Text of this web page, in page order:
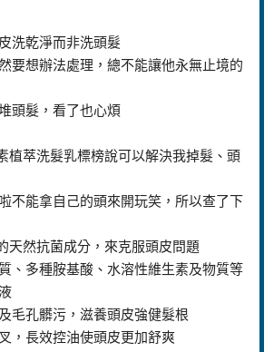
洗乾淨而非洗頭髮
要想辦法處理，總不能讓他永無止境的
頭髮，看了也心煩
植萃洗髮乳標榜說可以解決我掉髮、頭
不能拿自己的頭來開玩笑，所以查了下
天然抗菌成分，來克服頭皮問題
、多種胺基酸、水溶性維生素及物質等
毛孔髒污，滋養頭皮強健髮根
，長效控油使頭皮更加舒爽